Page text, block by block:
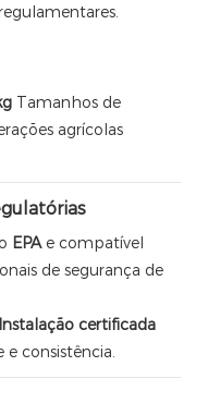
Tamanhos de
agrícolas
EPA e compatível
de segurança de
Instalação certificada
consistência.